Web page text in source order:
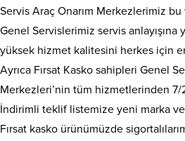
Servis Araç Onarım Merkezlerimiz
Genel Servislerimiz servis anlayışına
yüksek hizmet kalitesini herkes için
Ayrıca Fırsat Kasko sahipleri Genel
Merkezleri’nin tüm hizmetlerinden
İndirimli teklif listemize yeni marka
Fırsat kasko ürünümüzde